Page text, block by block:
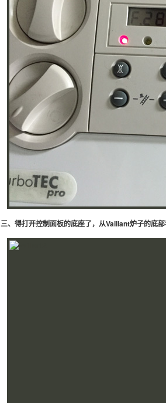
三、得打开控制面板的底座了，从Vaillant炉子的底